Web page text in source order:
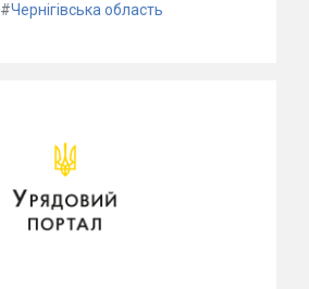
#Чернігівська область